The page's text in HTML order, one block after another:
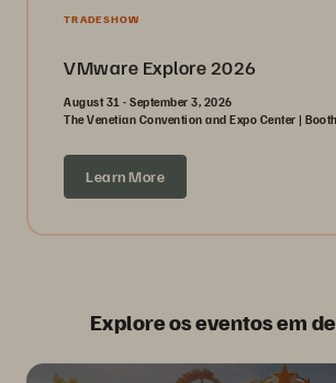
TRADESHOW
VMware Explore 2026
August 31 - September 3, 2026
The Venetian Convention and Expo Center |
Learn More
Explore os eventos em